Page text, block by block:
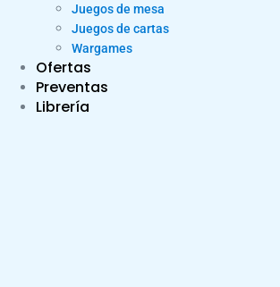
Juegos de mesa
Juegos de cartas
Wargames
Ofertas
Preventas
Librería